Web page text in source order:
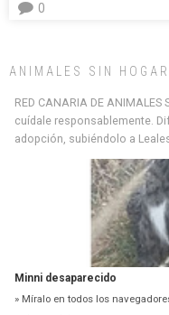
0
ANIMALES SIN HOGAR
RED CANARIA DE
cuídale responsablemente.
adopción, subiéndolo a
Minni desaparecido
» Míralo en todos los